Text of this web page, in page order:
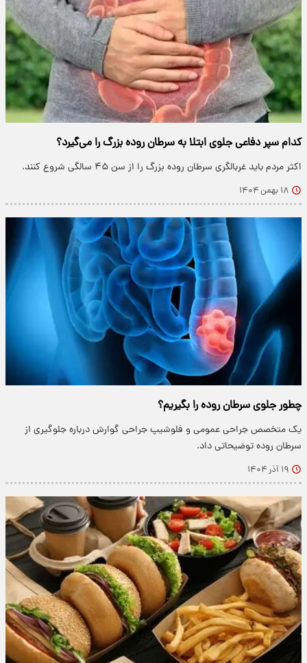
کدام سپر دفاعی جلوی ابتلا به سرطان روده بزرگ را می‌گیرد؟
اکثر مردم باید غربالگری سرطان روده بزرگ را از سن ۴۵ سالگی شروع کنند.
۱۸ بهمن ۱۴۰۴
چطور جلوی سرطان روده را بگیریم؟
یک متخصص جراحی عمومی و فلوشیپ جراحی گوارش درباره جلوگیری از
سرطان روده توضیحاتی داد.
۱۹ آذر ۱۴۰۴